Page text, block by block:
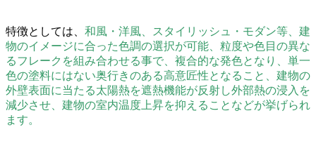
特徴としては、 和風・洋風、スタイリッシュ・モダン等、建
物のイメージに合った色調の選択が可能、粒度や色目の異な
るフレークを組み合わせる事で、複合的な発色となり、単一
色の塗料にはない奥行きのある高意匠性となること、建物の
外壁表面に当たる太陽熱を遮熱機能が反射し外部熱の浸入を
減少させ、建物の室内温度上昇を抑えることなどが挙げられ
ます。